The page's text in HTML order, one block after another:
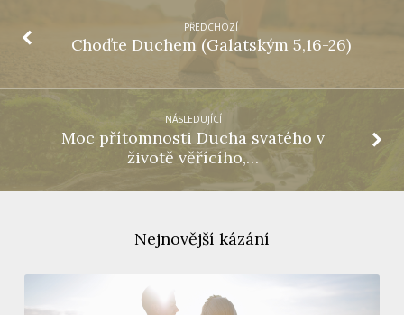
PŘEDCHOZÍ
Choďte Duchem (Galatským 5,16-26)
NÁSLEDUJÍCÍ
Moc přítomnosti Ducha svatého v
životě věřícího,…
Nejnovější kázání